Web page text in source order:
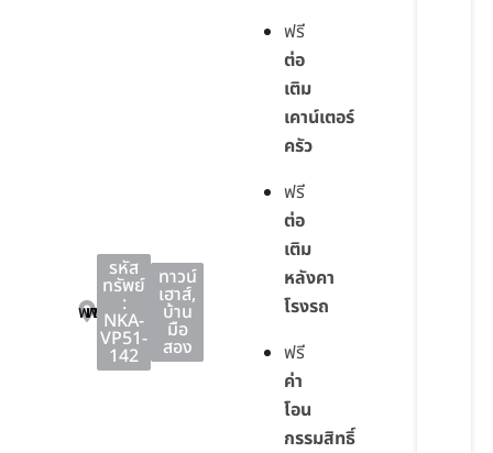
พานทอง
พานทอง
ชลบุรี
รหัส
ทรัพย์
:
NKA-
VP51-
142
ทาวน์
เฮาส์,
บ้าน
มือ
สอง
ฟรี
ต่อ
เติม
เคาน์เตอร์
ครัว
ฟรี
ต่อ
เติม
หลังคา
โรงรถ
ฟรี
ค่า
โอน
กรรมสิทธิ์